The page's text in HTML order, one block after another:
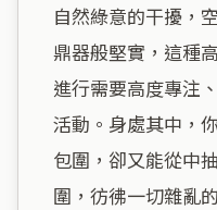
自然綠意的干擾，
鼎器般堅實，這種
進行需要高度專注
活動。身處其中，
包圍，卻又能從中
圍，彷彿一切雜亂